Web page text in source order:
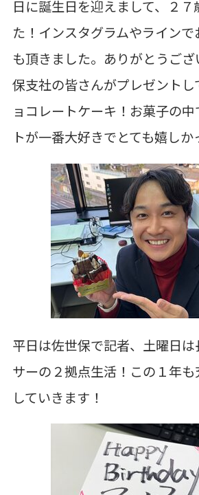
日に誕生日を迎えまして、２７
た！インスタグラムやライン
も頂きました。ありがとうご
保支社の皆さんがプレゼントし
ョコレートケーキ！お菓子の
トが一番大好きでとても嬉しか
平日は佐世保で記者、土曜日
サーの２拠点生活！この１年
していきます！